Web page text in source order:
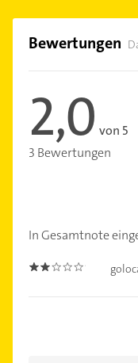
Bewertungen
2,0 von 5
3 Bewertungen
In Gesamtnote
2.0